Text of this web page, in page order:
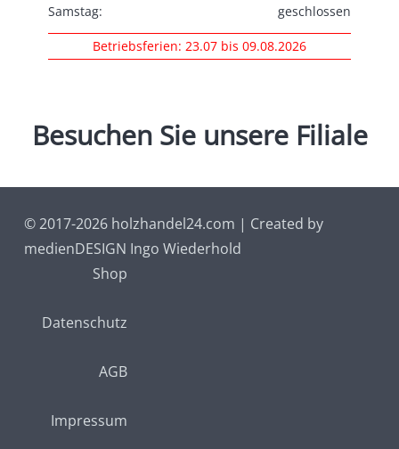
Samstag:
geschlossen
Betriebsferien: 23.07 bis 09.08.2026
Besuchen Sie unsere Filiale
© 2017-2026 holzhandel24.com | Created by
medienDESIGN Ingo Wiederhold
Shop
Datenschutz
AGB
Impressum